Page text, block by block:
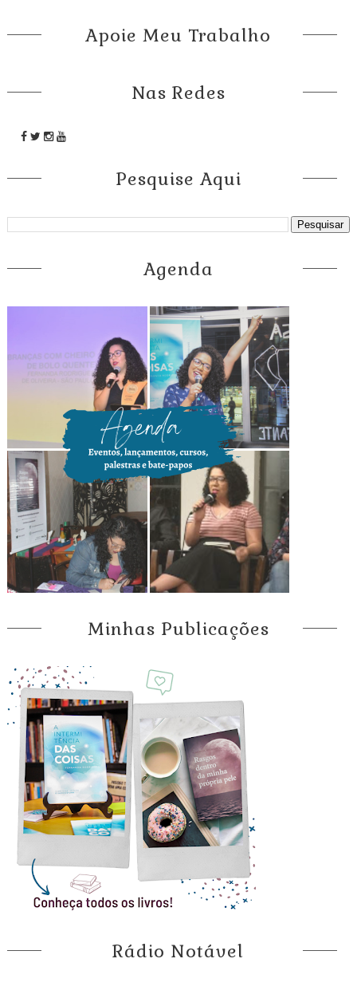
Apoie Meu Trabalho
Nas Redes
Pesquise Aqui
Agenda
Minhas Publicações
Rádio Notável